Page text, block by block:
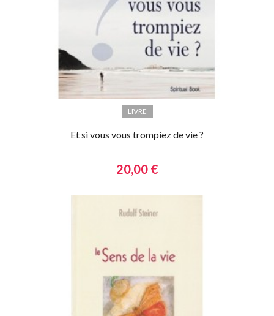
LIVRE
Et si vous vous trompiez de vie ?
20,00 €